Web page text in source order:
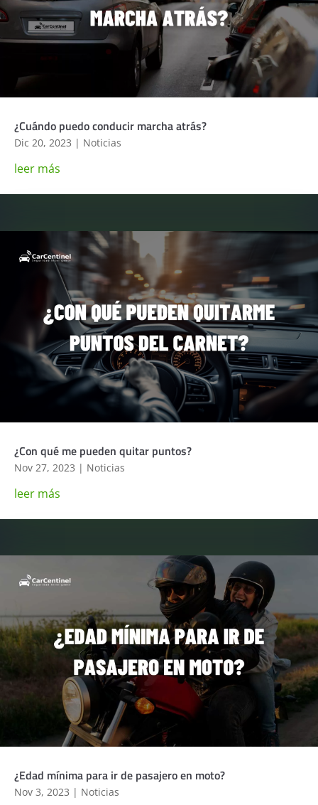
¿Cuándo puedo conducir marcha atrás?
Dic 20, 2023 | Noticias
leer más
¿Con qué me pueden quitar puntos?
Nov 27, 2023 | Noticias
leer más
¿Edad mínima para ir de pasajero en moto?
Nov 3, 2023 | Noticias